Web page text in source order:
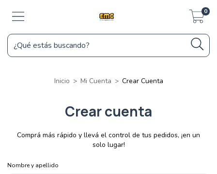
0
Inicio > Mi Cuenta > Crear Cuenta
Crear cuenta
Comprá más rápido y llevá el control de tus pedidos, ¡en un
solo lugar!
Nombre y apellido